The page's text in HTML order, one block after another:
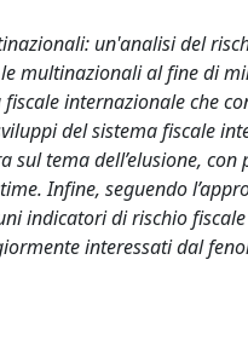
un'analisi del
multinazionali al fine di
internazionale che
del sistema fiscale
sul tema dell’elusione,
Infine, seguendo
indicatori di rischio
interessati dal